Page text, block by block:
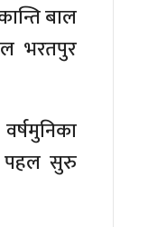
बाल
भरतपुर
पहल सुरु